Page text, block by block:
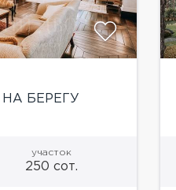
БЕРЕГУ
участок
250 сот.